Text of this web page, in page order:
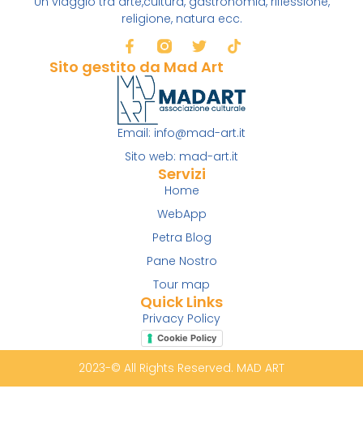
religione, natura ecc.
Sito gestito da Mad Art
Email: info@mad-art.it
Sito web: mad-art.it
Servizi
Home
WebApp
Petra Blog
Pane Nostro
Tour map
Quick Links
Privacy Policy
Cookie Policy
2023-© All Rights Reserved. MAD ART